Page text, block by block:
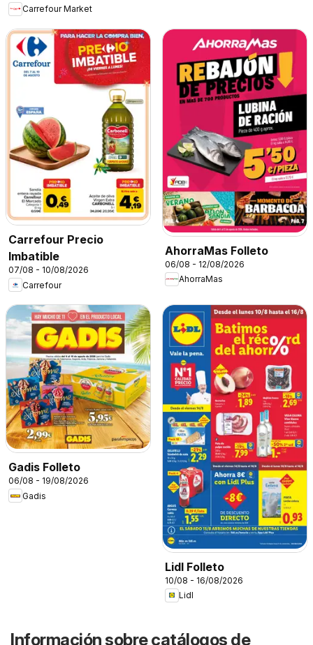
Carrefour Market
Carrefour Precio
Imbatible
07/08 - 10/08/2026
Carrefour
AhorraMas Folleto
06/08 - 12/08/2026
AhorraMas
Gadis Folleto
06/08 - 19/08/2026
Gadis
Lidl Folleto
10/08 - 16/08/2026
Lidl
Información sobre catálogos de